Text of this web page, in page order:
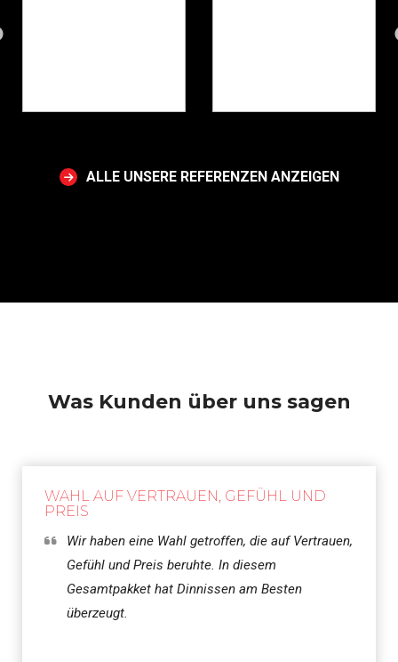
ALLE UNSERE REFERENZEN ANZEIGEN
Was Kunden über uns sagen
WAHL AUF VERTRAUEN, GEFÜHL UND
PREIS
Wir haben eine Wahl getroffen, die auf Vertrauen,
Gefühl und Preis beruhte. In diesem
Gesamtpakket hat Dinnissen am Besten
überzeugt.